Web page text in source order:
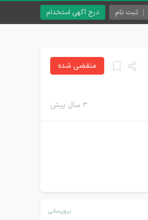
درج آگهی استخدام ثبت نام
۳ سال پیش
منقضی شده
بروزرسانی